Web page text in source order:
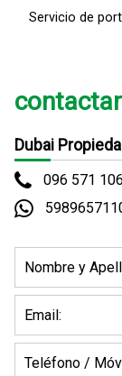
Servicio de
Dubai
096 571 106